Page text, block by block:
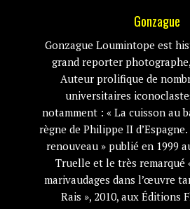
Gonzague
Gonzague Loumintope est
grand reporter
Auteur prolifique de
universitaires
notamment : « La cuisson au
règne de Philippe II
renouveau » publié en 1999
Truelle et le très remarqué
marivaudages dans l’œuvre
Rais », 2010, aux Éditions